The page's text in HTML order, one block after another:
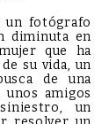
un fotógrafo
diminuta en
que ha
su vida, un
de una
amigos
un